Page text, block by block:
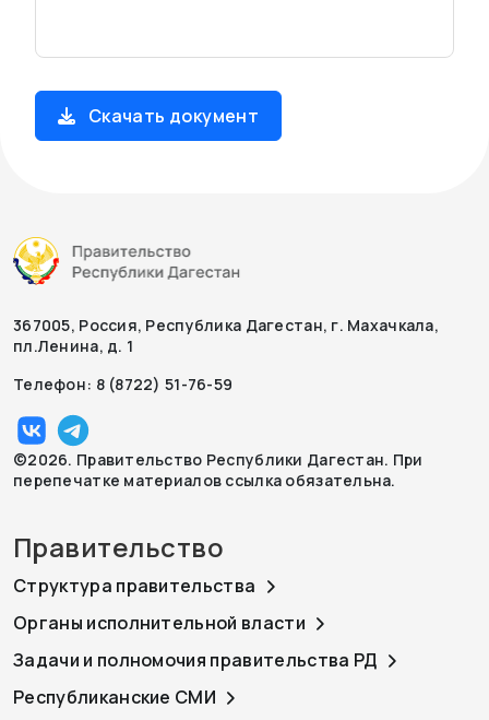
Скачать документ
367005, Россия, Республика Дагестан, г. Махачкала,
пл.Ленина, д. 1
Телефон: 8 (8722) 51-76-59
©2026. Правительство Республики Дагестан. При
перепечатке материалов ссылка обязательна.
Правительство
Структура правительства
Органы исполнительной власти
Задачи и полномочия правительства РД
Республиканские СМИ